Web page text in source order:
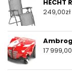
HECHT
249,00zł
17 999,00